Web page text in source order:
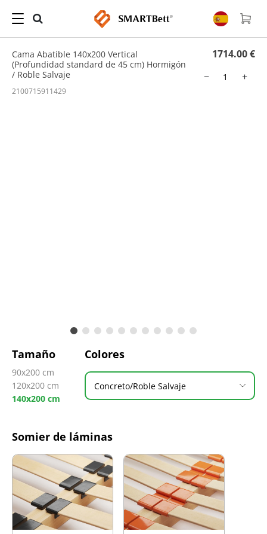
Hogar Cama Abatible
/ Cama Abatible 140x200 Vertical (Profundidad standard de 45
Cama Abatible 140x200 Vertical
(Profundidad standard de 45 cm) Hormigón
/ Roble Salvaje
1714.00 €
−
+
2100715911429
Tamaño
90x200 cm
120x200 cm
140x200 cm
Colores
Concreto/Roble Salvaje
Somier de láminas